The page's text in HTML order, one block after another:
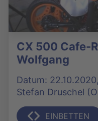
CX 500 Cafe-
Wolfgang
Datum:
Stefan Druschel
EINBETTEN